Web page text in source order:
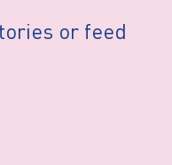
or feed